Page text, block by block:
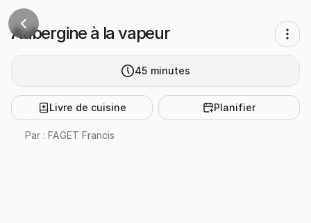
Aubergine à la vapeur
45 minutes
Livre de cuisine Planifier
Par : FAGET Francis